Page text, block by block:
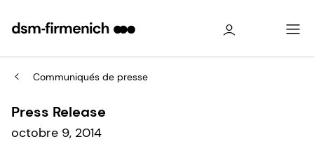
Communiqués de presse
Press Release
octobre 9, 2014